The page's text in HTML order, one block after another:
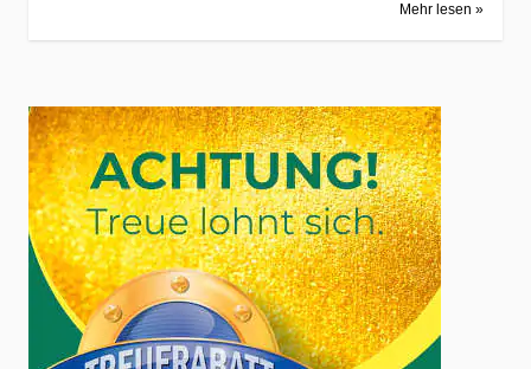
Mehr lesen »